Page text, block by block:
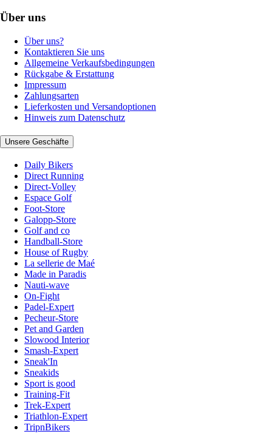
Über uns
Über uns?
Kontaktieren Sie uns
Allgemeine Verkaufsbedingungen
Rückgabe & Erstattung
Impressum
Zahlungsarten
Lieferkosten und Versandoptionen
Hinweis zum Datenschutz
Unsere Geschäfte
Daily Bikers
Direct Running
Direct-Volley
Espace Golf
Foot-Store
Galopp-Store
Golf and co
Handball-Store
House of Rugby
La sellerie de Maé
Made in Paradis
Nauti-wave
On-Fight
Padel-Expert
Pecheur-Store
Pet and Garden
Slowood Interior
Smash-Expert
Sneak'In
Sneakids
Sport is good
Training-Fit
Trek-Expert
Triathlon-Expert
TripnBikers